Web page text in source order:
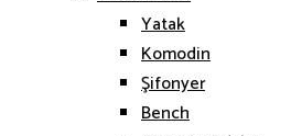
Yatak
Komodin
Şifonyer
Bench